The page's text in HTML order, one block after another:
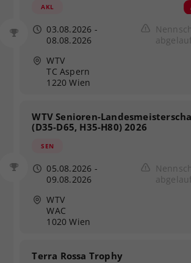
AKL
03.08.2026 -
08.08.2026
WTV
TC Aspern
1220 Wien
WTV Senioren-
(D35-D65, H35-H80) 2026
SEN
05.08.2026 -
09.08.2026
WTV
WAC
1020 Wien
Terra Rossa Trophy
Zweck
Dieser Wert speichert
Einstellungen. Unter
zufällig generierte ID, für
vorgenommen
Webseiten-Betreiber